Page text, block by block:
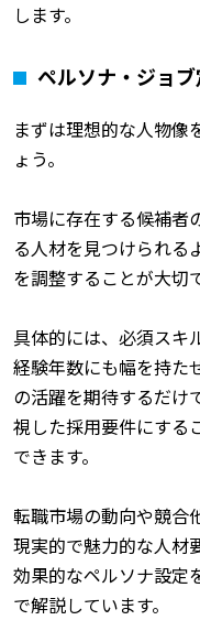
します。
ペルソナ・ジョ
まずは理想的な人物像
ょう。
市場に存在する候補者
る人材を見つけられる
を調整することが大切
具体的には、必須スキ
経験年数にも幅を持た
の活躍を期待するだけ
視した採用要件にする
できます。
転職市場の動向や競合
現実的で魅力的な人材
効果的なペルソナ設定
で解説しています。